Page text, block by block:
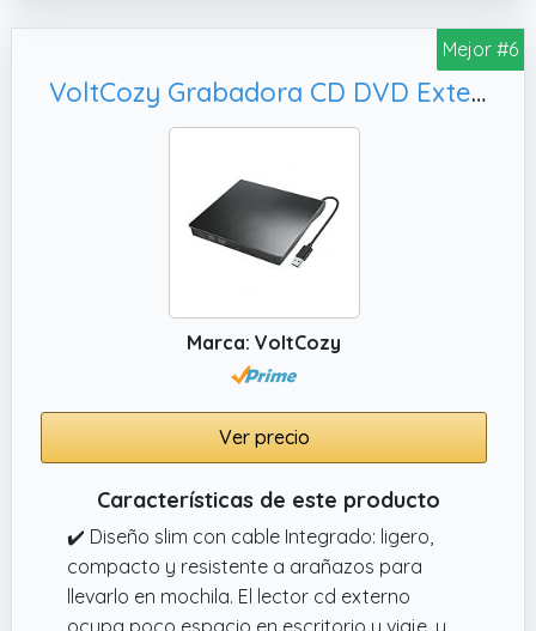
Externo . Solo 13 mm de grosor.
lector de dvd externo para pc al puerto USB
en la parte posterior de la placa base.
Mejor #6
VoltCozy Grabadora CD DVD Externo USB 3.0 y USB-C Lector CD Externo y Grabadora DVD/CD +/-RW para PC y Portátil Slim con Cable Integrado Plug & Play 8X/24X Windows 11/10/8/7 MacOS Linux
Marca: VoltCozy
Ver precio
Características de este producto
✔️ Diseño slim con cable Integrado: ligero,
compacto y resistente a arañazos para
llevarlo en mochila. El lector cd externo
ocupa poco espacio en escritorio y viaje, y